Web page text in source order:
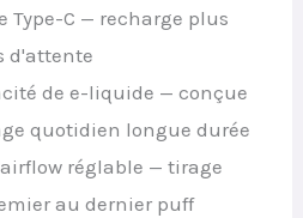
Type-C — recharge plus
d'attente
de e-liquide — conçue
quotidien longue durée
réglable — tirage
au dernier puff